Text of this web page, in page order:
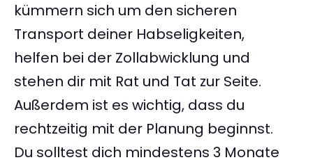
kümmern sich um den sicheren
Transport deiner Habseligkeiten,
helfen bei der Zollabwicklung und
stehen dir mit Rat und Tat zur Seite.
Außerdem ist es wichtig, dass du
rechtzeitig mit der Planung beginnst.
Du solltest dich mindestens 3 Monate